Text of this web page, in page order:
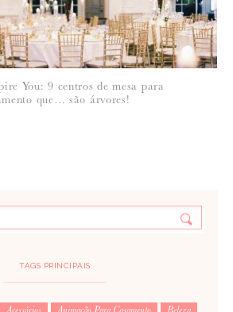
You: 9 centros de mesa para
que… são árvores!
TAGS PRINCIPAIS